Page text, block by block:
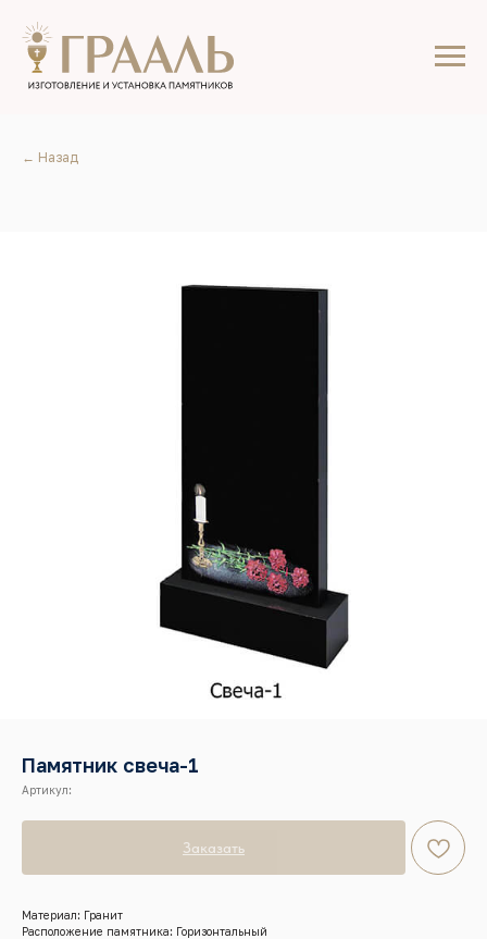
← Назад
Памятник свеча-1
Артикул:
Заказать
Материал: Гранит
Расположение памятника: Горизонтальный